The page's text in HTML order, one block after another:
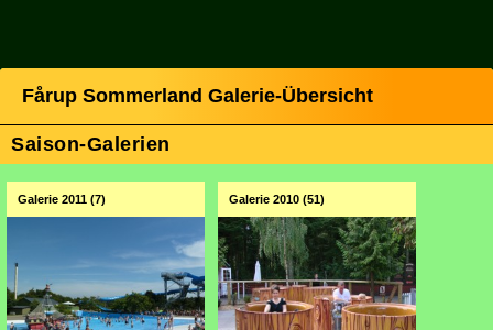
Fårup Sommerland Galerie-Übersicht
Saison-Galerien
Galerie 2011 (7) Galerie 2010 (51)